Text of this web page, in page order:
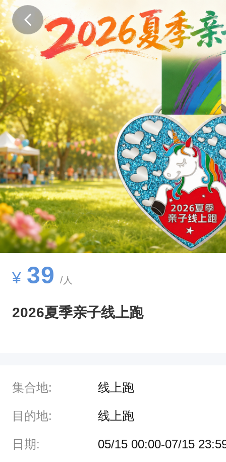
.
.
.
¥ 39 /人
2026夏季亲子线上跑
集合地: 线上跑
目的地: 线上跑
日期: 05/15 00:00-07/15